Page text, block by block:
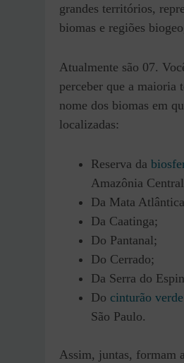
grandes territórios,
biomas e regiões
Atualmente são 07.
perceber que a maioria
nome dos biomas em
localizadas:
Reserva da
Amazônia
Da Mata
Da Caatinga;
Do Pantanal;
Do Cerrado;
Da Serra do
Do cinturão verde
São Paulo.
Assim, juntas, formam